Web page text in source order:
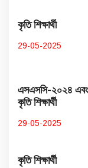
কৃতি শিক্ষার্থী
29-05-2025
এসএসসি-২০২৪
কৃতি শিক্ষার্থী
29-05-2025
কৃতি শিক্ষার্থী